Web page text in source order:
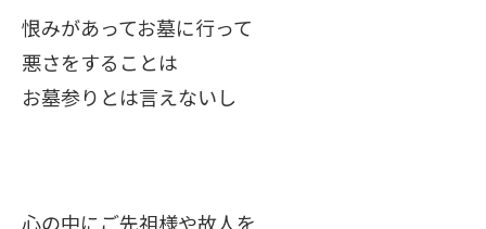
恨みがあってお墓に行って
悪さをすることは
お墓参りとは言えないし
心の中にご先祖様や故人を